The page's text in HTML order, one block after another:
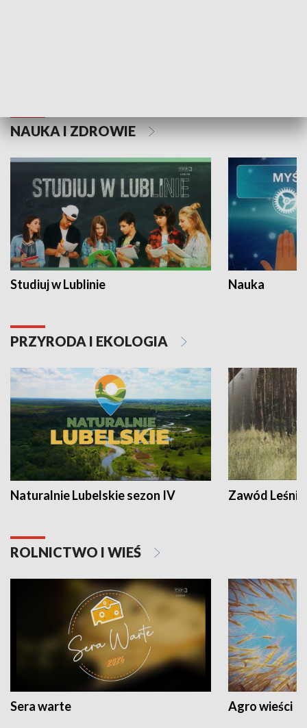
NAUKA I ZDROWIE
Studiuj w Lublinie Nauka
PRZYRODA I EKOLOGIA
Naturalnie Lubelskie sezon IV Zawód Leśnik
ROLNICTWO I WIEŚ
Sera warte Agro wieści